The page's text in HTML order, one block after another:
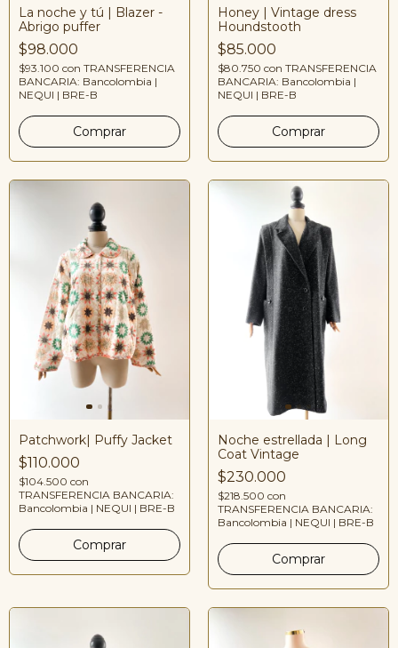
La noche y tú | Blazer -
Abrigo puffer
$98.000
$93.100 con TRANSFERENCIA
BANCARIA: Bancolombia |
NEQUI | BRE-B
Honey | Vintage dress
Houndstooth
$85.000
$80.750 con TRANSFERENCIA
BANCARIA: Bancolombia |
NEQUI | BRE-B
Patchwork| Puffy Jacket
$110.000
$104.500 con
TRANSFERENCIA BANCARIA:
Bancolombia | NEQUI | BRE-B
Noche estrellada | Long
Coat Vintage
$230.000
$218.500 con
TRANSFERENCIA BANCARIA:
Bancolombia | NEQUI | BRE-B